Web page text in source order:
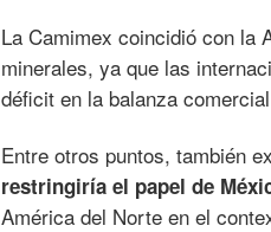
La Camimex coincidió con la
minerales, ya que las
déficit en la balanza
Entre otros puntos, también
restringiría el papel de
América del Norte en el